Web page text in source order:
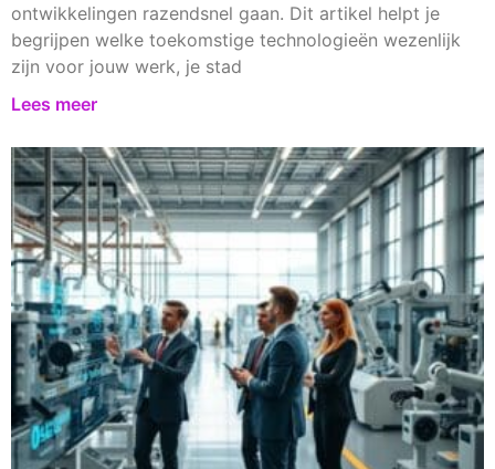
ontwikkelingen razendsnel gaan. Dit artikel helpt je
begrijpen welke toekomstige technologieën wezenlijk
zijn voor jouw werk, je stad
Lees meer